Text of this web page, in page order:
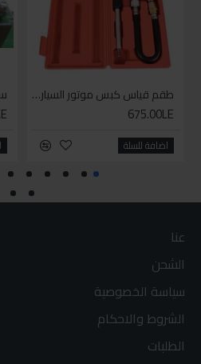
طقم قياس كبس موتور السياره 3 ق
675.00LE
اضافة للسلة
عنا
الشحن
سياسة الخصوصية
الشروط والاحكام
الطلبات